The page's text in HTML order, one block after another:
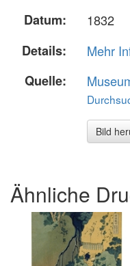
Datum:
1832
Details:
Mehr
Quelle:
Bild
Ähnliche